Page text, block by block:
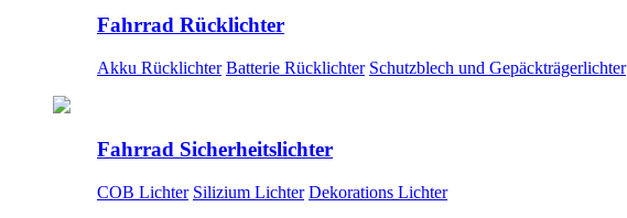
Fahrrad Rücklichter
Akku Rücklichter Batterie Rücklichter Schutzblech und Gepäckträgerlichter
Fahrrad Sicherheitslichter
COB Lichter Silizium Lichter Dekorations Lichter